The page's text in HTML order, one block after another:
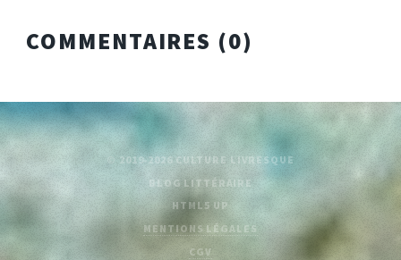
COMMENTAIRES (0)
© 2019-2026 CULTURE LIVRESQUE
BLOG LITTÉRAIRE
HTML5 UP
MENTIONS LÉGALES
CGV